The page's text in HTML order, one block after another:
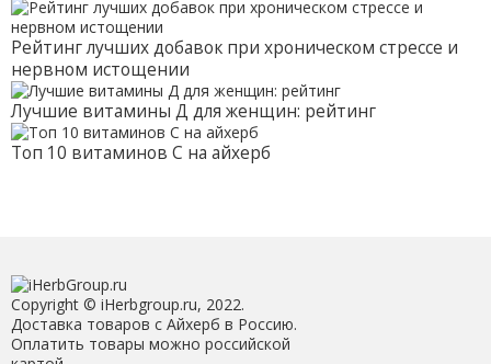
Рейтинг лучших добавок при хроническом стрессе и
нервном истощении
Лучшие витамины Д для женщин: рейтинг
Топ 10 витаминов С на айхерб
Copyright © iHerbgroup.ru, 2022.
Доставка товаров с Айхерб в Россию.
Оплатить товары можно российской